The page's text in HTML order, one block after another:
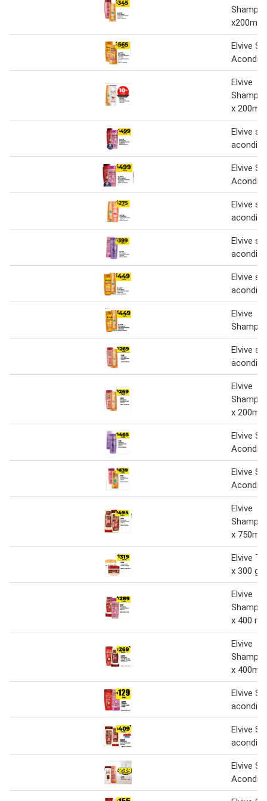
x200ml
Elvive
Elvive
x 200ml
Elvive
Elvive
Elvive
Elvive
Elvive
Elvive
Elvive
Elvive
x 200ml
Elvive
Elvive
Elvive
x 750ml
Elvive
x 300 gr.
Elvive
x 400 ml
Elvive
x 400ml
Elvive
Elvive
Elvive